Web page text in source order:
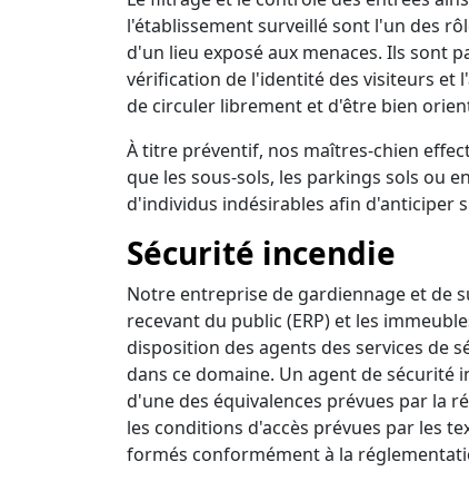
l'établissement surveillé sont l'un des
d'un lieu exposé aux menaces. Ils sont
vérification de l'identité des visiteurs et
de circuler librement et d'être bien
À titre préventif, nos maîtres-chien
que les sous-sols, les parkings sols ou
d'individus indésirables afin d'anticiper
Sécurité incendie
Notre entreprise de gardiennage et de
recevant du public (ERP) et les
disposition des agents des services de
dans ce domaine. Un agent de
d'une des équivalences prévues par la
les conditions d'accès prévues par les
formés conformément à la